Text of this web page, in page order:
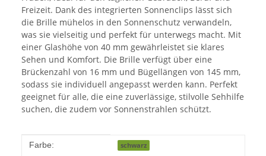
Freizeit. Dank des integrierten Sonnenclips lässt sich
die Brille mühelos in den Sonnenschutz verwandeln,
was sie vielseitig und perfekt für unterwegs macht. Mit
einer Glashöhe von 40 mm gewährleistet sie klares
Sehen und Komfort. Die Brille verfügt über eine
Brückenzahl von 16 mm und Bügellängen von 145 mm,
sodass sie individuell angepasst werden kann. Perfekt
geeignet für alle, die eine zuverlässige, stilvolle Sehhilfe
suchen, die zudem vor Sonnenstrahlen schützt.
Produkteigenschaft
Wert
Farbe: schwarz